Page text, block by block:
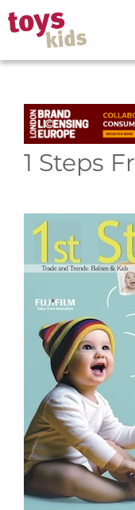
Zum
Inhalt
springen
1 Steps